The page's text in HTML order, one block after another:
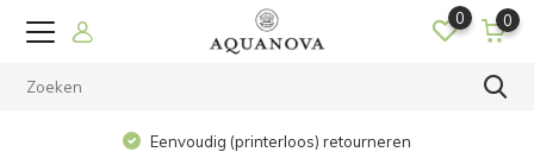
0 0
Eenvoudig (printerloos) retourneren